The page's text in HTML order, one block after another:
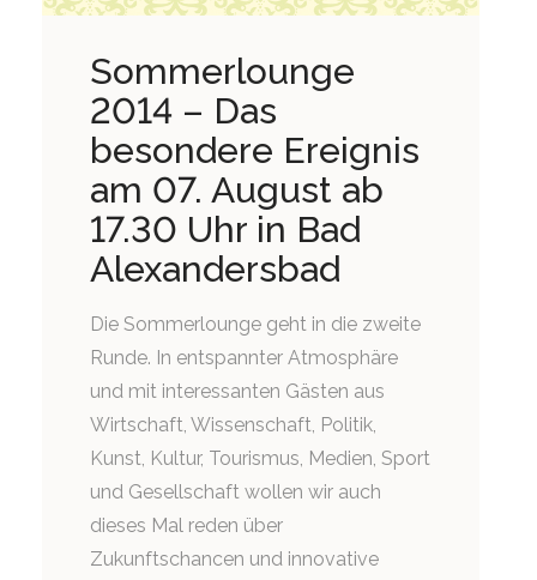
Sommerlounge
2014 – Das
besondere Ereignis
am 07. August ab
17.30 Uhr in Bad
Alexandersbad
Die Sommerlounge geht in die zweite
Runde. In entspannter Atmosphäre
und mit interessanten Gästen aus
Wirtschaft, Wissenschaft, Politik,
Kunst, Kultur, Tourismus, Medien, Sport
und Gesellschaft wollen wir auch
dieses Mal reden über
Zukunftschancen und innovative